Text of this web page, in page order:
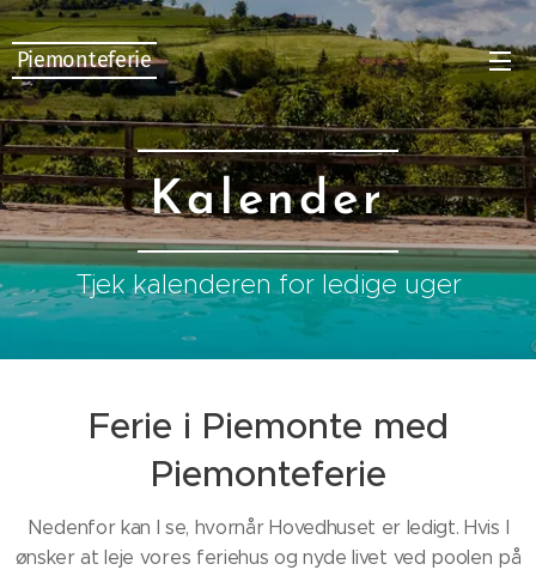
Piemonteferie
Kalender
Tjek kalenderen for ledige uger
Ferie i Piemonte med
Piemonteferie
Nedenfor kan I se, hvornår Hovedhuset er ledigt. Hvis I
ønsker at leje vores feriehus og nyde livet ved poolen på